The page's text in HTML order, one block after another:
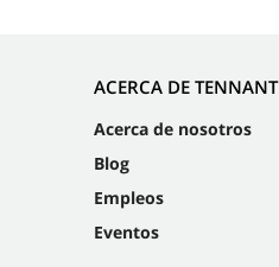
ACERCA DE TENNANT
Acerca de nosotros
Blog
Empleos
Eventos